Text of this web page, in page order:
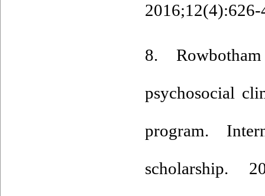
2016;12(4):626-
8.
psychosocial
program.
scholarship.